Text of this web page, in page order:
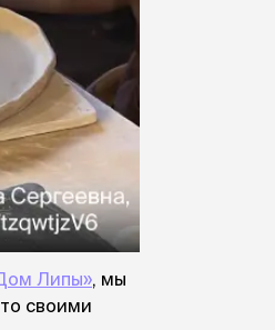
Уход за глазами
Уход за ушами
Парфюм
Зубная паста
коррекция
поведения и
средства от запаха
Отпугиватели
Приучение к месту
Другое
Средства от запаха и
пятен
Липы», мы
своими